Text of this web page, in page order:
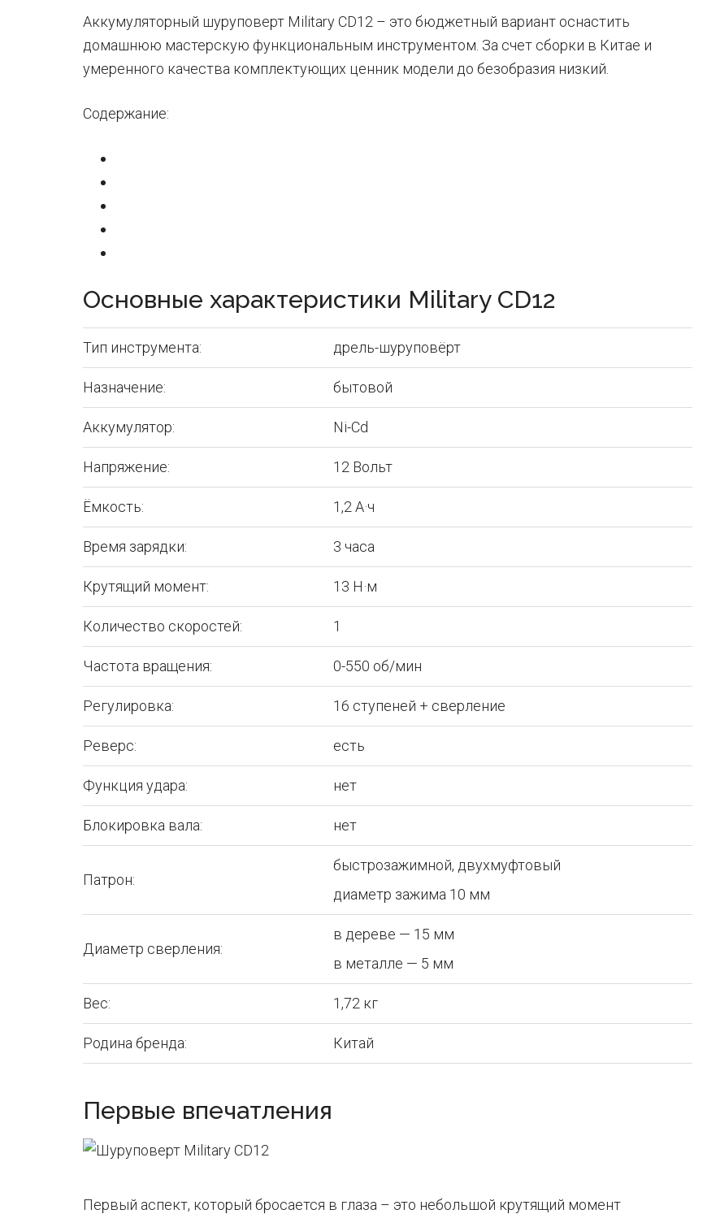
Аккумуляторный шуруповерт Military CD12 – это бюджетный вариант оснастить
домашнюю мастерскую функциональным инструментом. За счет сборки в Китае и
умеренного качества комплектующих ценник модели до безобразия низкий.
Содержание:
Основные характеристики Military CD12
Тип инструмента: дрель-шуруповёрт
Назначение: бытовой
Аккумулятор: Ni-Cd
Напряжение: 12 Вольт
Ёмкость: 1,2 А·ч
Время зарядки: 3 часа
Крутящий момент: 13 Н·м
Количество скоростей: 1
Частота вращения: 0-550 об/мин
Регулировка: 16 ступеней + сверление
Реверс: есть
Функция удара: нет
Блокировка вала: нет
Патрон:
быстрозажимной, двухмуфтовый
диаметр зажима 10 мм
Диаметр сверления:
в дереве — 15 мм
в металле — 5 мм
Вес: 1,72 кг
Родина бренда: Китай
Первые впечатления
Первый аспект, который бросается в глаза – это небольшой крутящий момент